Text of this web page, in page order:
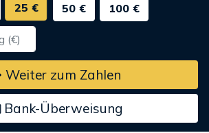
25 € 50 € 100 €
Weiter zum Zahlen
Bank-Überweisung